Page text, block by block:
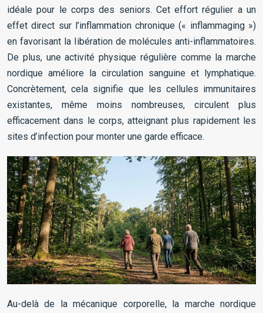
idéale pour le corps des seniors. Cet effort régulier a un
effet direct sur l’inflammation chronique (« inflammaging »)
en favorisant la libération de molécules anti-inflammatoires.
De plus, une activité physique régulière comme la marche
nordique améliore la circulation sanguine et lymphatique.
Concrètement, cela signifie que les cellules immunitaires
existantes, même moins nombreuses, circulent plus
efficacement dans le corps, atteignant plus rapidement les
sites d’infection pour monter une garde efficace.
Au-delà de la mécanique corporelle, la marche nordique